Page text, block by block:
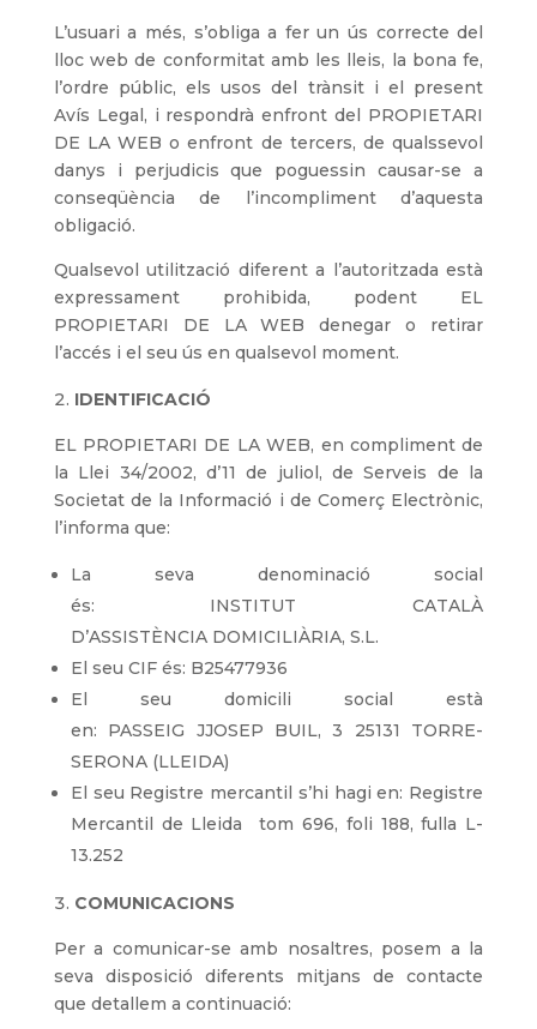
L’usuari a més, s’obliga a fer un ús correcte del
lloc web de conformitat amb les lleis, la bona fe,
l’ordre públic, els usos del trànsit i el present
Avís Legal, i respondrà enfront del PROPIETARI
DE LA WEB o enfront de tercers, de qualssevol
danys i perjudicis que poguessin causar-se a
conseqüència de l’incompliment d’aquesta
obligació.
Qualsevol utilització diferent a l’autoritzada està
expressament prohibida, podent EL
PROPIETARI DE LA WEB denegar o retirar
l’accés i el seu ús en qualsevol moment.
IDENTIFICACIÓ
EL PROPIETARI DE LA WEB, en compliment de
la Llei 34/2002, d’11 de juliol, de Serveis de la
Societat de la Informació i de Comerç Electrònic,
l’informa que:
La seva denominació social
és: INSTITUT CATALÀ
D’ASSISTÈNCIA DOMICILIÀRIA, S.L.
El seu CIF és: B25477936
El seu domicili social està
en: PASSEIG JJOSEP BUIL, 3 25131 TORRE-
SERONA (LLEIDA)
El seu Registre mercantil s’hi hagi en: Registre
Mercantil de Lleida tom 696, foli 188, fulla L-
13.252
COMUNICACIONS
Per a comunicar-se amb nosaltres, posem a la
seva disposició diferents mitjans de contacte
que detallem a continuació: